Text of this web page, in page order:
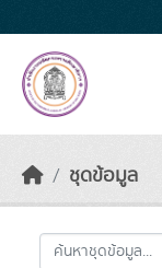
ชุดข้อมูล